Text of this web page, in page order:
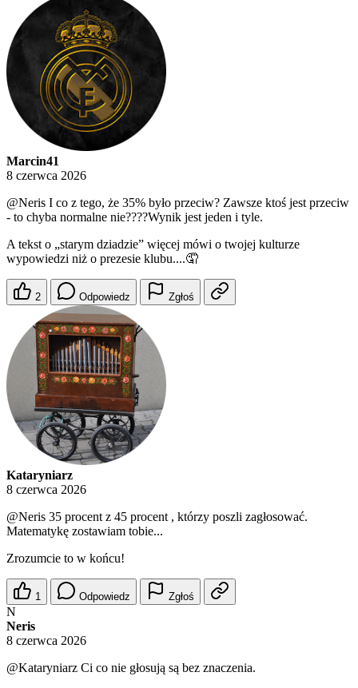
Marcin41
8 czerwca 2026
@Neris I co z tego, że 35% było przeciw? Zawsze ktoś jest przeciw
- to chyba normalne nie????Wynik jest jeden i tyle.
A tekst o „starym dziadzie” więcej mówi o twojej kulturze
wypowiedzi niż o prezesie klubu....🤦
2 Odpowiedz Zgłoś
Kataryniarz
8 czerwca 2026
@Neris 35 procent z 45 procent , którzy poszli zagłosować.
Matematykę zostawiam tobie...
Zrozumcie to w końcu!
1 Odpowiedz Zgłoś
N
Neris
8 czerwca 2026
@Kataryniarz Ci co nie głosują są bez znaczenia.